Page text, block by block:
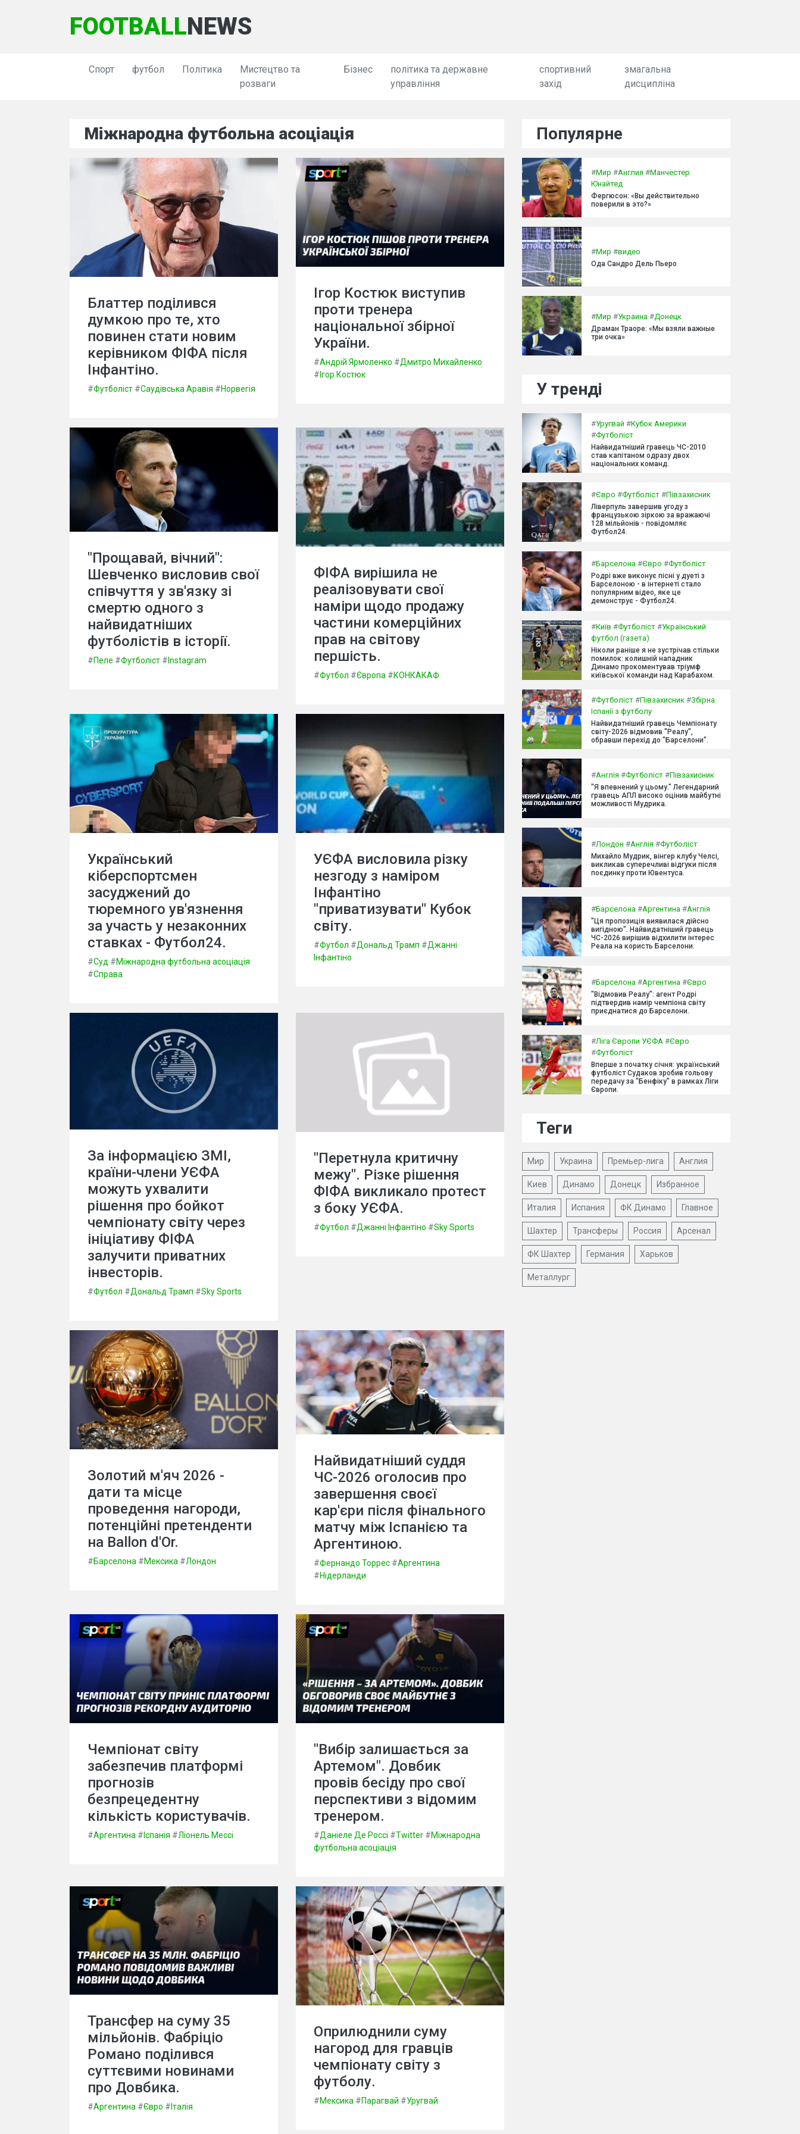
FOOTBALLNEWS
Спорт футбол Політика
Мистецтво та
розваги
Бізнес
політика та державне
управління
спортивний
захід
змагальна
дисципліна
Міжнародна футбольна асоціація
Блаттер поділився
думкою про те, хто
повинен стати новим
керівником ФІФА після
Інфантіно.
#Футболіст #Саудівська Аравія #Норвегія
Ігор Костюк виступив
проти тренера
національної збірної
України.
#Андрій Ярмоленко #Дмитро Михайленко
#Ігор Костюк
"Прощавай, вічний":
Шевченко висловив свої
співчуття у зв'язку зі
смертю одного з
найвидатніших
футболістів в історії.
#Пеле #Футболіст # Instagram
ФІФА вирішила не
реалізовувати свої
наміри щодо продажу
частини комерційних
прав на світову
першість.
#Футбол #Європа #КОНКАКАФ
Український
кіберспортсмен
засуджений до
тюремного ув'язнення
за участь у незаконних
ставках - Футбол24.
#Суд #Міжнародна футбольна асоціація
#Справа
УЄФА висловила різку
незгоду з наміром
Інфантіно
"приватизувати" Кубок
світу.
#Футбол #Дональд Трамп #Джанні
Інфантіно
За інформацією ЗМІ,
країни-члени УЄФА
можуть ухвалити
рішення про бойкот
чемпіонату світу через
ініціативу ФІФА
залучити приватних
інвесторів.
#Футбол #Дональд Трамп #Sky Sports
"Перетнула критичну
межу". Різке рішення
ФІФА викликало протест
з боку УЄФА.
#Футбол #Джанні Інфантіно #Sky Sports
Золотий м'яч 2026 -
дати та місце
проведення нагороди,
потенційні претенденти
на Ballon d'Or.
#Барселона #Мексика #Лондон
Найвидатніший суддя
ЧС-2026 оголосив про
завершення своєї
кар'єри після фінального
матчу між Іспанією та
Аргентиною.
#Фернандо Торрес #Аргентина
#Нідерланди
Чемпіонат світу
забезпечив платформі
прогнозів
безпрецедентну
кількість користувачів.
#Аргентина #Іспанія #Ліонель Мессі
"Вибір залишається за
Артемом". Довбик
провів бесіду про свої
перспективи з відомим
тренером.
#Даніеле Де Россі #Twitter #Міжнародна
футбольна асоціація
Трансфер на суму 35
мільйонів. Фабріціо
Романо поділився
суттєвими новинами
про Довбика.
#Аргентина #Євро # Італія
Оприлюднили суму
нагород для гравців
чемпіонату світу з
футболу.
#Мексика #Парагвай #Уругвай
Популярне
#Мир #Англия #Манчестер
Юнайтед
Фергюсон: «Вы действительно
поверили в это?»
#Мир #видео
Ода Сандро Дель Пьеро
#Мир #Украина #Донецк
Драман Траоре: «Мы взяли важные
три очка»
У тренді
#Уругвай #Кубок Америки
#Футболіст
Найвидатніший гравець ЧС-2010
став капітаном одразу двох
національних команд.
#Євро #Футболіст #Півзахисник
Ліверпуль завершив угоду з
французькою зіркою за вражаючі
128 мільйонів - повідомляє
Футбол24.
#Барселона #Євро #Футболіст
Родрі вже виконує пісні у дуеті з
Барселоною - в інтернеті стало
популярним відео, яке це
демонструє - Футбол24.
#Київ #Футболіст #Український
футбол (газета)
Ніколи раніше я не зустрічав стільки
помилок: колишній нападник
Динамо прокоментував тріумф
київської команди над Карабахом.
#Футболіст #Півзахисник #Збірна
Іспанії з футболу
Найвидатніший гравець Чемпіонату
світу-2026 відмовив "Реалу",
обравши перехід до "Барселони".
#Англія #Футболіст #Півзахисник
"Я впевнений у цьому." Легендарний
гравець АПЛ високо оцінив майбутні
можливості Мудрика.
#Лондон #Англія #Футболіст
Михайло Мудрик, вінгер клубу Челсі,
викликав суперечливі відгуки після
поєдинку проти Ювентуса.
#Барселона #Аргентина #Англія
"Ця пропозиція виявилася дійсно
вигідною". Найвидатніший гравець
ЧС-2026 вирішив відхилити інтерес
Реала на користь Барселони.
#Барселона #Аргентина #Євро
"Відмовив Реалу": агент Родрі
підтвердив намір чемпіона світу
приєднатися до Барселони.
#Ліга Європи УЄФА #Євро
#Футболіст
Вперше з початку січня: український
футболіст Судаков зробив гольову
передачу за "Бенфіку" в рамках Ліги
Європи.
Теги
Мир Украина Премьер-лига Англия
Киев Динамо Донецк Избранное
Италия Испания ФК Динамо Главное
Шахтер Трансферы Россия Арсенал
ФК Шахтер Германия Харьков
Металлург